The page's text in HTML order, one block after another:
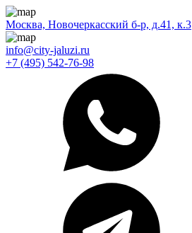
Москва, Новочеркасский б-р, д.41, к.3
info@city-jaluzi.ru
+7 (495) 542-76-98